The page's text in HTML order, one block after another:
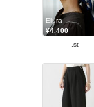
Elura
¥4,400
.st